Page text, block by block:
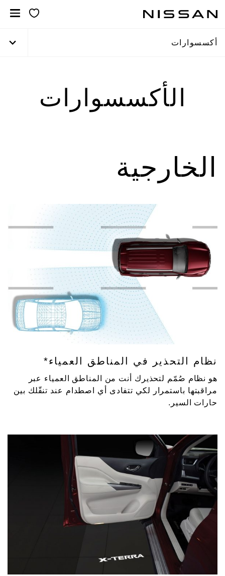
المحتوى
الرئيسي
أكسسوارات
الأكسسوارات
الخارجية
نظام التحذير في المناطق العمياء*
هو نظام صُمّم لتحذيرك أنت من المناطق العمياء عبر
مراقبتها باستمرار لكي تتفادى أي اصطدام عند تنقّلك بين
حارات السير.